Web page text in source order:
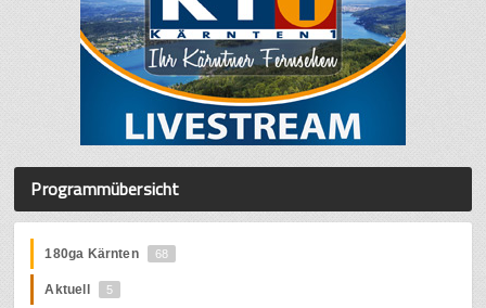
Programmübersicht
180ga Kärnten 68
Aktuell 5